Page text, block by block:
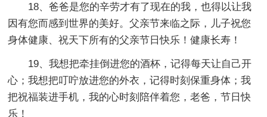
18、爸爸是您的辛劳才有了现在的我，也得以让我
因有您而感到世界的美好。父亲节来临之际，儿子祝您
身体健康、祝天下所有的父亲节日快乐！健康长寿！
19、我想把牵挂倒进您的酒杯，记得每天让自己开
心；我想把叮咛放进您的外衣，记得时刻保重身体；我
把祝福装进手机，我的心时刻陪伴着您，老爸，节日快
乐！